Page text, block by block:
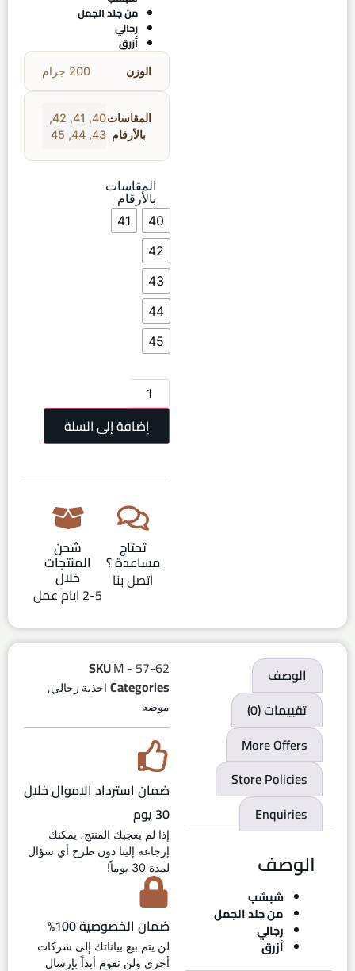
من جلد الجمل
رجالي
أزرق
الوزن 200 جرام
المقاسات
بالأرقام
40
,
41
,
42
,
43
,
44
,
45
المقاسات
بالأرقام
40
41
42
43
44
45
إضافة إلى السلة
تحتاج
مساعدة ؟
اتصل بنا
شحن
المنتجات
خلال
2-5 ايام عمل
الوصف
تقييمات (0)
More Offers
Store Policies
Enquiries
الوصف
شبشب
من جلد الجمل
رجالي
أزرق
SKUM - 57-62
Categories احذية رجالي,
موضه
ضمان استرداد الاموال خلال
30 يوم
إذا لم يعجبك المنتج، يمكنك
إرجاعه إلينا دون طرح أي سؤال
لمدة 30 يوماً!
ضمان الخصوصية 100%
لن يتم بيع بياناتك إلى شركات
أخرى ولن نقوم أبداً بإرسال